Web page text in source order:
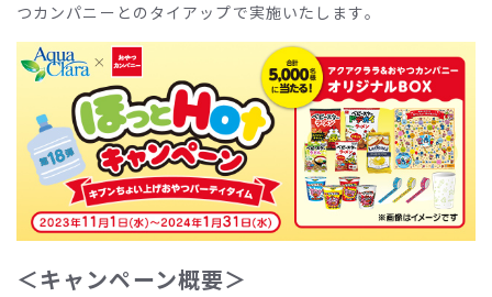
つカンパニーとのタイアップで実施いたします。
＜キャンペーン概要＞